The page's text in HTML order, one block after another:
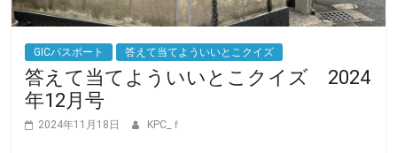
GICパスポート 答えて当てよういいとこクイズ
答えて当てよういいとこクイズ 2024
年12月号
2024年11月18日 KPC_ｆ